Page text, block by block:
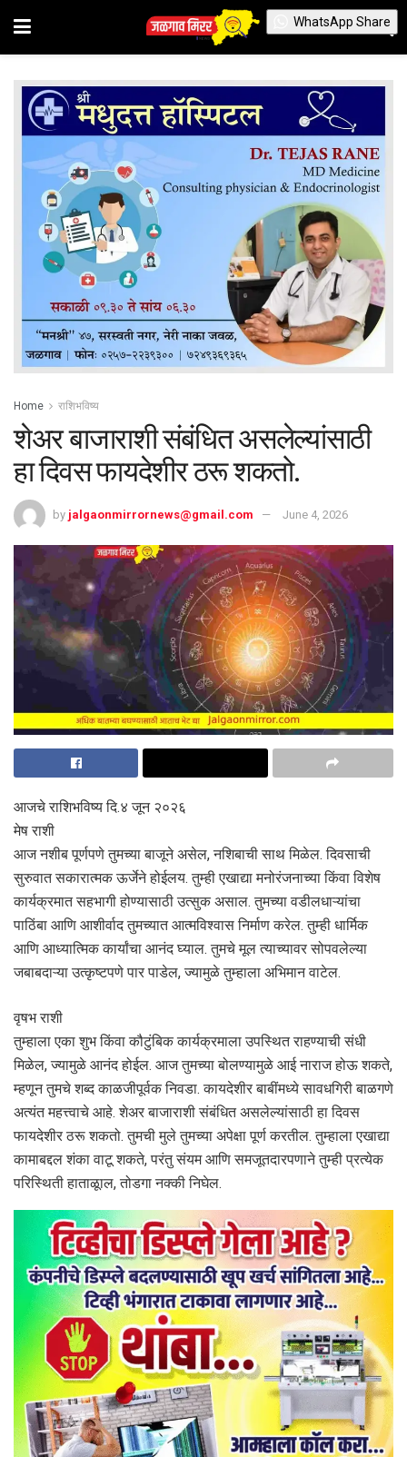
Home राशिभविष्य
शेअर बाजाराशी संबंधित असलेल्यांसाठी
हा दिवस फायदेशीर ठरू शकतो.
by jalgaonmirrornews@gmail.com June 4, 2026
आजचे राशिभविष्य दि.४ जून २०२६
मेष राशी
आज नशीब पूर्णपणे तुमच्या बाजूने असेल, नशिबाची साथ मिळेल. दिवसाची
सुरुवात सकारात्मक ऊर्जेने होईलय. तुम्ही एखाद्या मनोरंजनाच्या किंवा विशेष
कार्यक्रमात सहभागी होण्यासाठी उत्सुक असाल. तुमच्या वडीलधाऱ्यांचा
पाठिंबा आणि आशीर्वाद तुमच्यात आत्मविश्वास निर्माण करेल. तुम्ही धार्मिक
आणि आध्यात्मिक कार्यांचा आनंद घ्याल. तुमचे मूल त्याच्यावर सोपवलेल्या
जबाबदाऱ्या उत्कृष्टपणे पार पाडेल, ज्यामुळे तुम्हाला अभिमान वाटेल.
वृषभ राशी
तुम्हाला एका शुभ किंवा कौटुंबिक कार्यक्रमाला उपस्थित राहण्याची संधी
मिळेल, ज्यामुळे आनंद होईल. आज तुमच्या बोलण्यामुळे आई नाराज होऊ शकते,
म्हणून तुमचे शब्द काळजीपूर्वक निवडा. कायदेशीर बाबींमध्ये सावधगिरी बाळगणे
अत्यंत महत्त्वाचे आहे. शेअर बाजाराशी संबंधित असलेल्यांसाठी हा दिवस
फायदेशीर ठरू शकतो. तुमची मुले तुमच्या अपेक्षा पूर्ण करतील. तुम्हाला एखाद्या
कामाबद्दल शंका वाटू शकते, परंतु संयम आणि समजूतदारपणाने तुम्ही प्रत्येक
परिस्थिती हाताळूाल, तोडगा नक्की निघेल.
WhatsApp Share